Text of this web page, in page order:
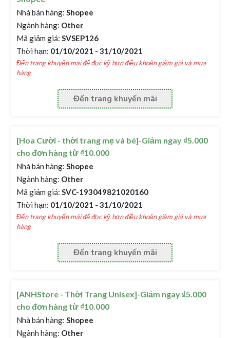
Nhà bán hàng: Shopee
Ngành hàng: Other
Mã giảm giá: SVSEP126
Thời hạn: 01/10/2021 - 31/10/2021
Đến trang khuyến mãi để đọc kỹ hơn điều khoản giảm giá và mua
hàng
Đến trang khuyến mãi
[Hoa Cười - thời trang mẹ và bé]-Giảm ngay ₫5.000
cho đơn hàng từ ₫10.000
Nhà bán hàng: Shopee
Ngành hàng: Other
Mã giảm giá: SVC-193049821020160
Thời hạn: 01/10/2021 - 31/10/2021
Đến trang khuyến mãi để đọc kỹ hơn điều khoản giảm giá và mua
hàng
Đến trang khuyến mãi
[ANHStore - Thời Trang Unisex]-Giảm ngay ₫5.000
cho đơn hàng từ ₫10.000
Nhà bán hàng: Shopee
Ngành hàng: Other